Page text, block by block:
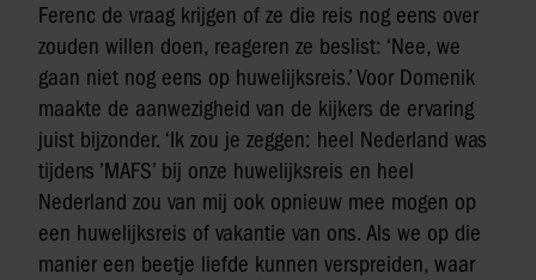
Ferenc de vraag krijgen of ze die reis nog eens over
zouden willen doen, reageren ze beslist: ‘Nee, we
gaan niet nog eens op huwelijksreis.’ Voor Domenik
maakte de aanwezigheid van de kijkers de ervaring
juist bijzonder. ‘Ik zou je zeggen: heel Nederland was
tijdens ’MAFS’ bij onze huwelijksreis en heel
Nederland zou van mij ook opnieuw mee mogen op
een huwelijksreis of vakantie van ons. Als we op die
manier een beetje liefde kunnen verspreiden, waar